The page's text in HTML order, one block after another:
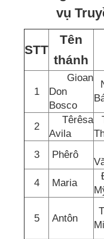
vụ
STT
Tên
thánh
1
Gioan
Don
Bosco
2
Têrêsa
Avila
3 Phêrô
4 Maria
5 Antôn